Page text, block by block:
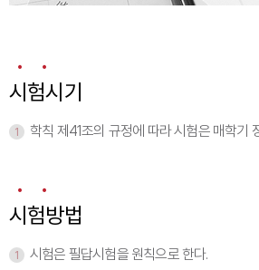
시험시기
1 학칙 제41조의 규정에 따라 시험은 매학기
시험방법
1 시험은 필답시험을 원칙으로 한다.